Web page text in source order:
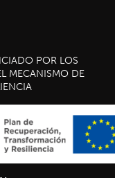
POR LOS
MECANISMO DE